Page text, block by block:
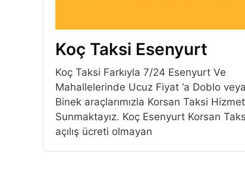
Koç Taksi Esenyurt
Koç Taksi Farkıyla 7/24 Esenyurt Ve
Mahallelerinde Ucuz Fiyat ‘a Doblo veya
Binek araçlarımızla Korsan Taksi
Sunmaktayız. Koç Esenyurt Korsan
açılış ücreti olmayan